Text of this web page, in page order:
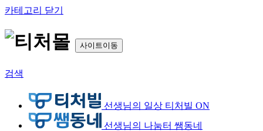
카테고리 닫기
사이트이동
검색
선생님의 일상 티처빌 ON
선생님의 나눔터 쌤동네